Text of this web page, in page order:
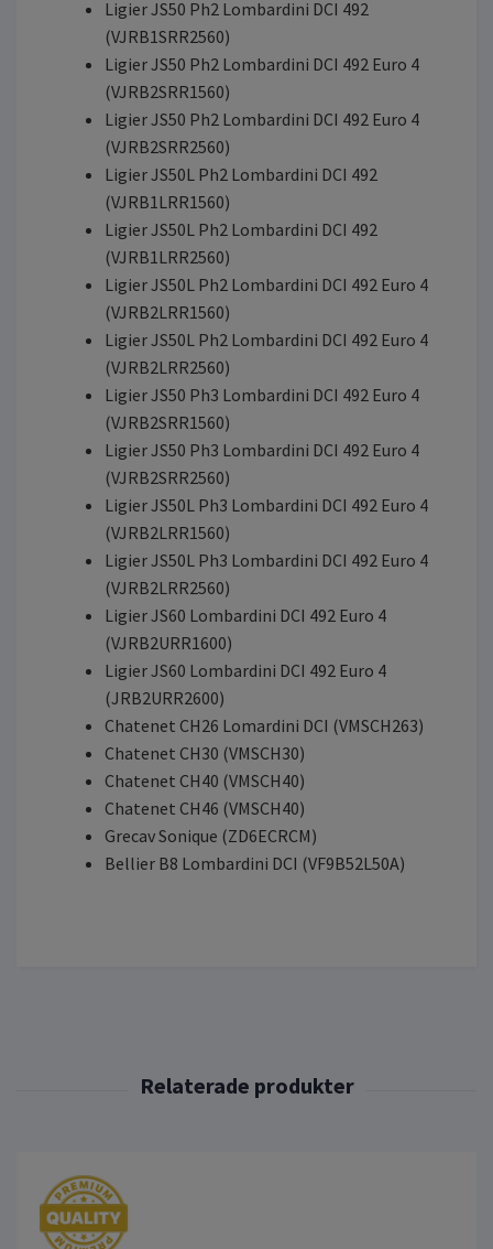
Ligier JS50 Ph2 Lombardini DCI 492
(VJRB1SRR2560)
Ligier JS50 Ph2 Lombardini DCI 492 Euro 4
(VJRB2SRR1560)
Ligier JS50 Ph2 Lombardini DCI 492 Euro 4
(VJRB2SRR2560)
Ligier JS50L Ph2 Lombardini DCI 492
(VJRB1LRR1560)
Ligier JS50L Ph2 Lombardini DCI 492
(VJRB1LRR2560)
Ligier JS50L Ph2 Lombardini DCI 492 Euro 4
(VJRB2LRR1560)
Ligier JS50L Ph2 Lombardini DCI 492 Euro 4
(VJRB2LRR2560)
Ligier JS50 Ph3 Lombardini DCI 492 Euro 4
(VJRB2SRR1560)
Ligier JS50 Ph3 Lombardini DCI 492 Euro 4
(VJRB2SRR2560)
Ligier JS50L Ph3 Lombardini DCI 492 Euro 4
(VJRB2LRR1560)
Ligier JS50L Ph3 Lombardini DCI 492 Euro 4
(VJRB2LRR2560)
Ligier JS60 Lombardini DCI 492 Euro 4
(VJRB2URR1600)
Ligier JS60 Lombardini DCI 492 Euro 4
(JRB2URR2600)
Chatenet CH26 Lomardini DCI (VMSCH263)
Chatenet CH30 (VMSCH30)
Chatenet CH40 (VMSCH40)
Chatenet CH46 (VMSCH40)
Grecav Sonique (ZD6ECRCM)
Bellier B8 Lombardini DCI (VF9B52L50A)